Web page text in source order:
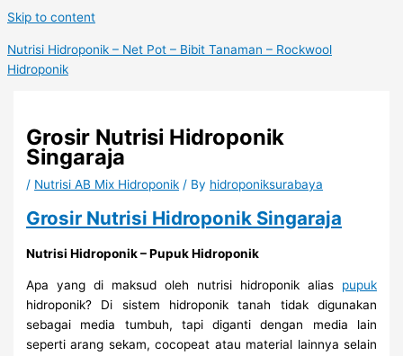
Skip to content
Nutrisi Hidroponik – Net Pot – Bibit Tanaman – Rockwool
Hidroponik
Grosir Nutrisi Hidroponik
Singaraja
/ Nutrisi AB Mix Hidroponik / By hidroponiksurabaya
Grosir Nutrisi Hidroponik Singaraja
Nutrisi Hidroponik – Pupuk Hidroponik
Apa yang di maksud oleh nutrisi hidroponik alias pupuk
hidroponik? Di sistem hidroponik tanah tidak digunakan
sebagai media tumbuh, tapi diganti dengan media lain
seperti arang sekam, cocopeat atau material lainnya selain